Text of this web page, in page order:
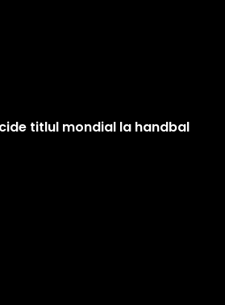
titlul mondial la handbal